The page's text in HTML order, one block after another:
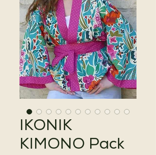
IKONIK
KIMONO Pack